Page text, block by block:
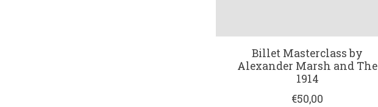
Billet Masterclass by
Alexander Marsh and The
1914
€50,00